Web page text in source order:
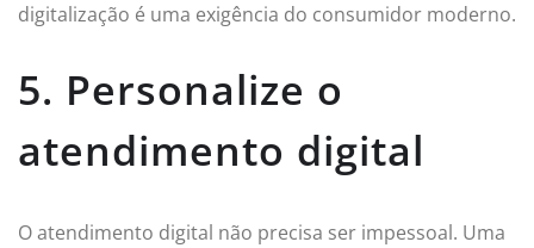
digitalização é uma exigência do consumidor moderno.
5. Personalize o
atendimento digital
O atendimento digital não precisa ser impessoal. Uma